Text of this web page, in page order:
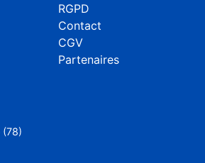
RGPD
Contact
CGV
Partenaires